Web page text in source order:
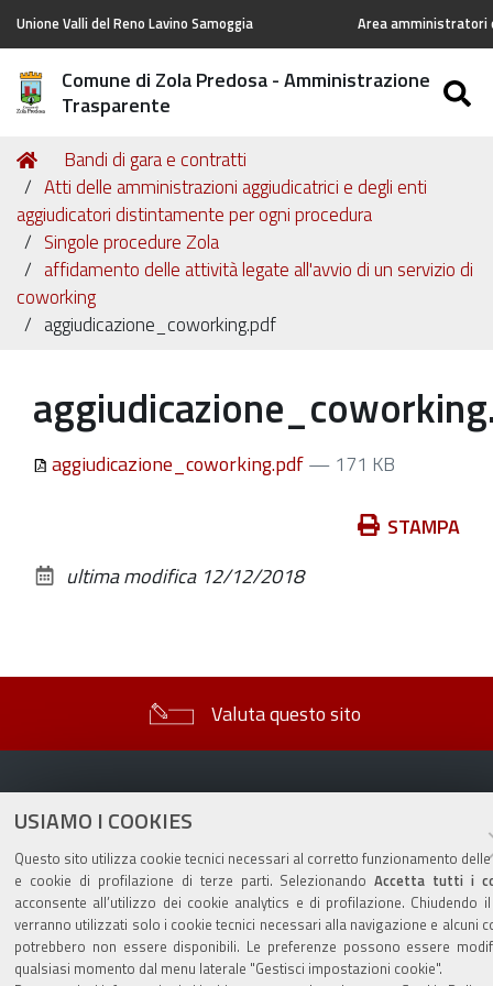
USIAMO I COOKIES
Questo sito utilizza cookie tecnici necessari al corretto funzionamento
e cookie di profilazione di terze parti. SelezionandoAccetta tutti i
acconsente all’utilizzo dei cookie analytics e di profilazione. Chiudendo
verranno utilizzati solo i cookie tecnici necessari alla navigazione e alcuni
potrebbero non essere disponibili. Le preferenze possono essere
qualsiasi momento dal menu laterale "Gestisci impostazioni cookie".
Unione Valli del Reno Lavino Samoggia Area amministratori
Comune di Zola Predosa - Amministrazione
Trasparente
Tu
sei
qui:
Home
Bandi di gara e contratti
Atti delle amministrazioni aggiudicatrici e degli enti
aggiudicatori distintamente per ogni procedura
Singole procedure Zola
affidamento delle attività legate all'avvio di un servizio di
coworking
aggiudicazione_coworking.pdf
aggiudicazione_coworking.pdf— 171 KB
documento
STAMPA
ultima modifica 12/12/2018
Valuta questo sito
Sito istituzionale Comune di Zola Predosa
Privacy policy|DPO|Accessibilità